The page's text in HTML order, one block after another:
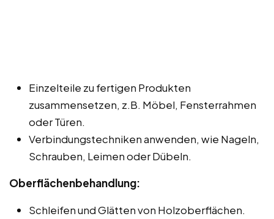
Einzelteile zu fertigen Produkten
zusammensetzen, z.B. Möbel, Fensterrahmen
oder Türen.
Verbindungstechniken anwenden, wie Nageln,
Schrauben, Leimen oder Dübeln.
Oberflächenbehandlung:
Schleifen und Glätten von Holzoberflächen.